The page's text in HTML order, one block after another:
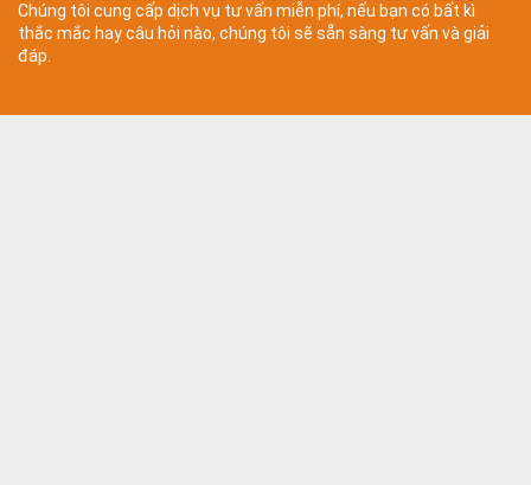
Chúng tôi cung cấp dịch vụ tư vấn miễn phí, nếu bạn có bất kì
thắc mắc hay câu hỏi nào, chúng tôi sẽ sẵn sàng tư vấn và giải
đáp.